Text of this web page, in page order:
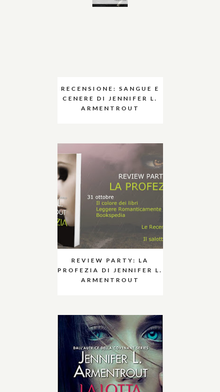
RECENSIONE: SANGUE E
CENERE DI JENNIFER L.
ARMENTROUT
REVIEW PARTY: LA
PROFEZIA DI JENNIFER L.
ARMENTROUT